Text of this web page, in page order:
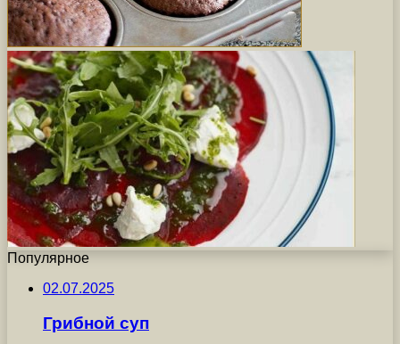
Популярное
02.07.2025
Грибной суп